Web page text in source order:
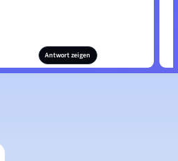
Antwort zeigen